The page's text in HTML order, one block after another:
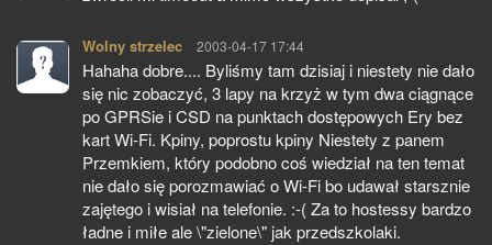
Wolny strzelec pisze:
2003-04-17 17:44
Hahaha dobre.... Byliśmy tam dzisiaj i niestety nie dało
się nic zobaczyć, 3 lapy na krzyż w tym dwa ciągnące
po GPRSie i CSD na punktach dostępowych Ery bez
kart Wi-Fi. Kpiny, poprostu kpiny Niestety z panem
Przemkiem, który podobno coś wiedział na ten temat
nie dało się porozmawiać o Wi-Fi bo udawał starsznie
zajętego i wisiał na telefonie. :-( Za to hostessy bardzo
ładne i miłe ale \"zielone\" jak przedszkolaki.